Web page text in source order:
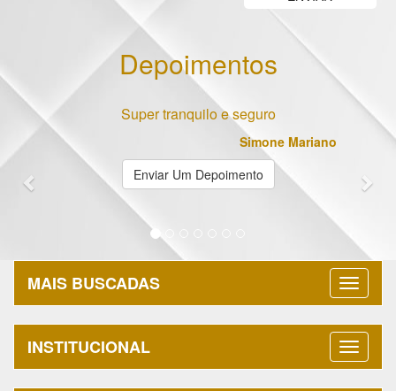
Depoimentos
Super tranquilo e seguro
Simone Mariano
Enviar Um Depoimento
MAIS BUSCADAS
INSTITUCIONAL